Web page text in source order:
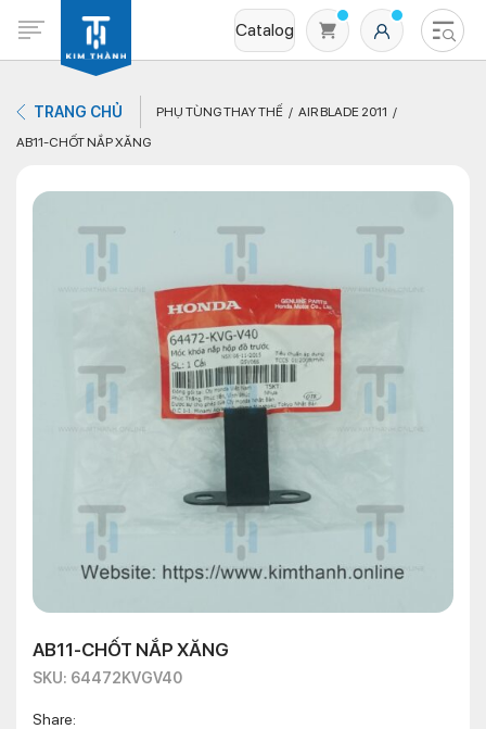
Catalog
Không có sản phẩm nào trong giỏ hàng
TRANG CHỦ PHỤ TÙNG THAY THẾ
AIR BLADE 2011
AB11-CHỐT NẮP XĂNG
AB11-CHỐT NẮP XĂNG
SKU: 64472KVGV40
Share: